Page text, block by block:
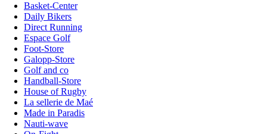
Basket-Center
Daily Bikers
Direct Running
Espace Golf
Foot-Store
Galopp-Store
Golf and co
Handball-Store
House of Rugby
La sellerie de Maé
Made in Paradis
Nauti-wave